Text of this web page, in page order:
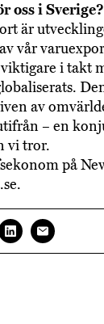
oss i Sverige?
är
vår
i takt
av
– en
vi tror.
på